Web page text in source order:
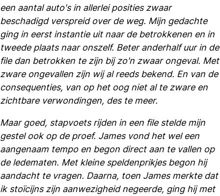
een aantal auto's in allerlei posities zwaar
beschadigd verspreid over de weg. Mijn gedachte
ging in eerst instantie uit naar de betrokkenen en in
tweede plaats naar onszelf. Beter anderhalf uur in de
file dan betrokken te zijn bij zo'n zwaar ongeval. Met
zware ongevallen zijn wij al reeds bekend. En van de
consequenties, van op het oog niet al te zware en
zichtbare verwondingen, des te meer.
Maar goed, stapvoets rijden in een file stelde mijn
gestel ook op de proef. James vond het wel een
aangenaam tempo en begon direct aan te vallen op
de ledematen. Met kleine speldenprikjes begon hij
aandacht te vragen. Daarna, toen James merkte dat
ik stoïcijns zijn aanwezigheid negeerde, ging hij met